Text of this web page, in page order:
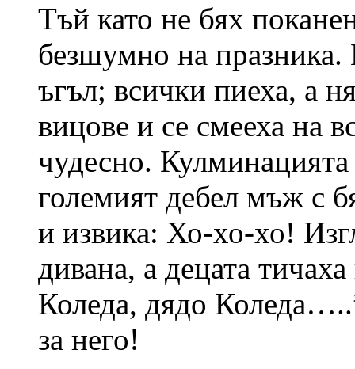
Тъй като не бях
безшумно на празника.
ъгъл; всички пиеха, а
вицове и се смееха на
чудесно. Кулминацията
големият дебел мъж с
и извика: Хо-хо-хо!
дивана, а децата
Коледа, дядо
за него!